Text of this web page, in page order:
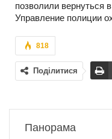
позволили вернуться
Управление полиции
818
Поділитися
Панорама